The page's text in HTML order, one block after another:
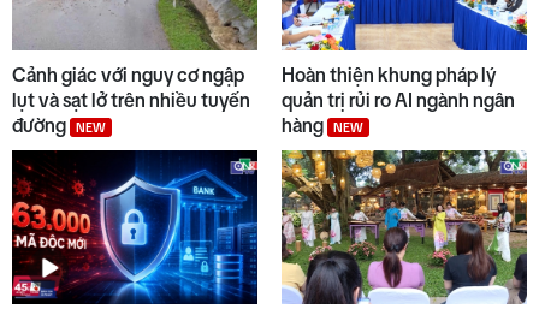
Cảnh giác với nguy cơ ngập
lụt và sạt lở trên nhiều tuyến
đường
NEW
Hoàn thiện khung pháp lý
quản trị rủi ro AI ngành ngân
hàng
NEW